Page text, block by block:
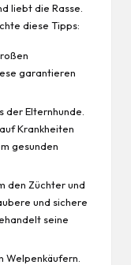
liebt die Rasse.
diese Tipps:
garantieren
der Elternhunde.
Krankheiten
gesunden
den Züchter und
und sichere
seine
Welpenkäufern.